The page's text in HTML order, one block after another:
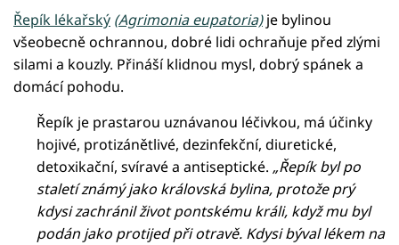
Řepík lékařský (Agrimonia eupatoria)je bylinou
všeobecně ochrannou, dobré lidi ochraňuje před zlými
silami a kouzly. Přináší klidnou mysl, dobrý spánek a
domácí pohodu.
Řepík je prastarou uznávanou léčivkou, má účinky
hojivé, protizánětlivé, dezinfekční, diuretické,
detoxikační, svíravé a antiseptické. „Řepík byl po
staletí známý jako královská bylina, protože prý
kdysi zachránil život pontskému králi, když mu byl
podán jako protijed při otravě. Kdysi býval lékem na